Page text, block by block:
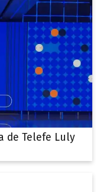
de Telefe Luly